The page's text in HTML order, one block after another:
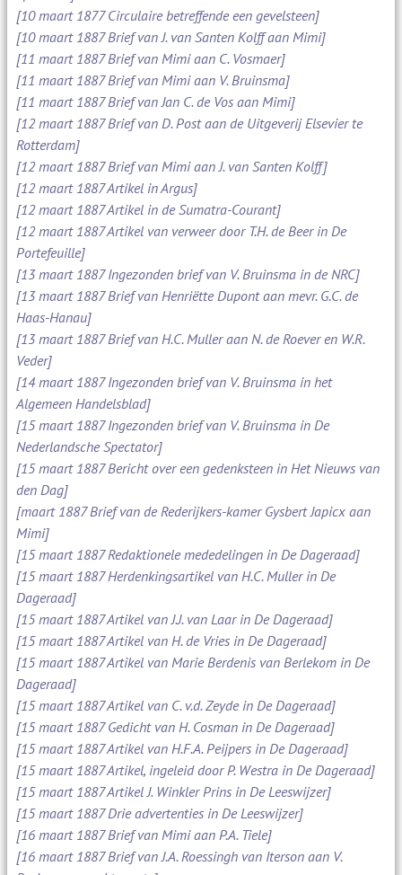
[10 maart 1877 Circulaire betreffende een gevelsteen]
[10 maart 1887 Brief van J. van Santen Kolff aan Mimi]
[11 maart 1887 Brief van Mimi aan C. Vosmaer]
[11 maart 1887 Brief van Mimi aan V. Bruinsma]
[11 maart 1887 Brief van Jan C. de Vos aan Mimi]
[12 maart 1887 Brief van D. Post aan de Uitgeverij Elsevier te
Rotterdam]
[12 maart 1887 Brief van Mimi aan J. van Santen Kolff]
[12 maart 1887 Artikel in Argus]
[12 maart 1887 Artikel in de Sumatra-Courant]
[12 maart 1887 Artikel van verweer door T.H. de Beer in De
Portefeuille]
[13 maart 1887 Ingezonden brief van V. Bruinsma in de NRC]
[13 maart 1887 Brief van Henriëtte Dupont aan mevr. G.C. de
Haas-Hanau]
[13 maart 1887 Brief van H.C. Muller aan N. de Roever en W.R.
Veder]
[14 maart 1887 Ingezonden brief van V. Bruinsma in het
Algemeen Handelsblad]
[15 maart 1887 Ingezonden brief van V. Bruinsma in De
Nederlandsche Spectator]
[15 maart 1887 Bericht over een gedenksteen in Het Nieuws van
den Dag]
[maart 1887 Brief van de Rederijkers-kamer Gysbert Japicx aan
Mimi]
[15 maart 1887 Redaktionele mededelingen in De Dageraad]
[15 maart 1887 Herdenkingsartikel van H.C. Muller in De
Dageraad]
[15 maart 1887 Artikel van J.J. van Laar in De Dageraad]
[15 maart 1887 Artikel van H. de Vries in De Dageraad]
[15 maart 1887 Artikel van Marie Berdenis van Berlekom in De
Dageraad]
[15 maart 1887 Artikel van C. v.d. Zeyde in De Dageraad]
[15 maart 1887 Gedicht van H. Cosman in De Dageraad]
[15 maart 1887 Artikel van H.F.A. Peijpers in De Dageraad]
[15 maart 1887 Artikel, ingeleid door P. Westra in De Dageraad]
[15 maart 1887 Artikel J. Winkler Prins in De Leeswijzer]
[15 maart 1887 Drie advertenties in De Leeswijzer]
[16 maart 1887 Brief van Mimi aan P.A. Tiele]
[16 maart 1887 Brief van J.A. Roessingh van Iterson aan V.